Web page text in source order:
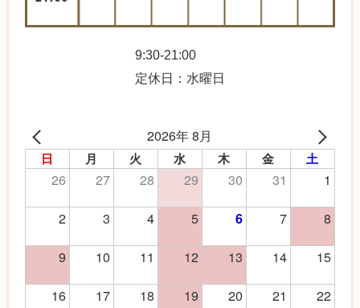
9:30-21:00
定休日：水曜日
2026年 8月
日 月 火 水 木 金 土
26 27 28 29 30 31
1
2
3 4 5 6 7
8
9
10 11 12 13 14
15
16
17 18 19 20 21
22